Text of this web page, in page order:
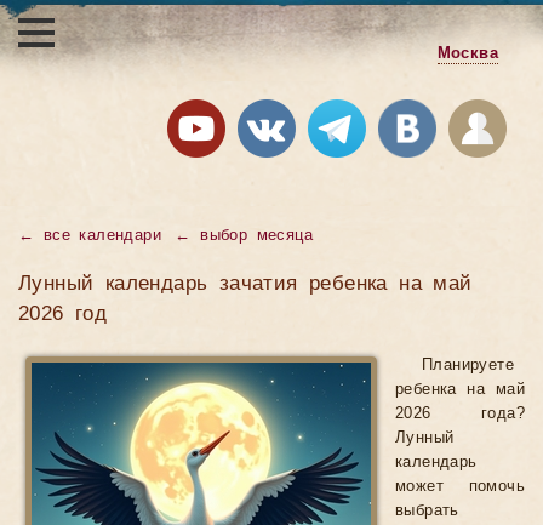
Москва
← все календари ←выбор месяца
Лунный календарь зачатия ребенка на май
2026 год
Планируете
ребенка на май
2026 года?
Лунный
календарь
может помочь
выбрать